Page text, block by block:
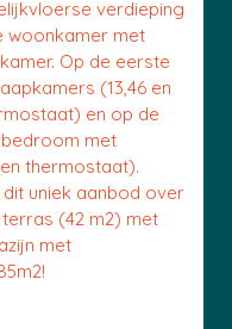
verdieping
woonkamer met
Op de eerste
(13,46 en
en op de
met
thermostaat).
uniek aanbod over
(42 m2) met
met